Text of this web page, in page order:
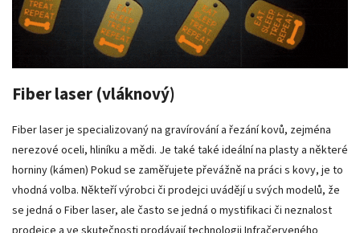
Fiber laser (vláknový)
Fiber laser je specializovaný na gravírování a řezání kovů, zejména
nerezové oceli, hliníku a mědi. Je také také ideální na plasty a některé
horniny (kámen) Pokud se zaměřujete převážně na práci s kovy, je to
vhodná volba. Někteří výrobci či prodejci uvádějí u svých modelů, že
se jedná o Fiber laser, ale často se jedná o mystifikaci či neznalost